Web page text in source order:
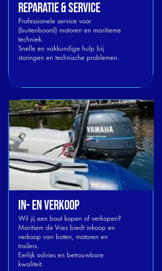
REPARATIE & Service
Professionele service voor
(buitenboord) motoren en maritieme
techniek.
Snelle en vakkundige hulp bij
storingen en technische problemen.
In- EN Verkoop
Wil jij een boot kopen of verkopen?
Maritiem de Vries biedt inkoop en
verkoop van boten, motoren en
trailers.
Eerlijk advies en betrouwbare
kwaliteit.